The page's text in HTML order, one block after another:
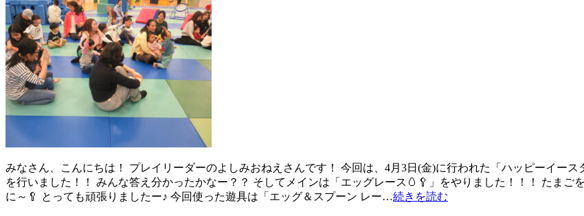
みなさん、こんにちは！ プレイリーダーのよしみおねえさんです！ 今回は、4月3日(金)に行われた「ハッピーイー
を行いました！！ みんな答え分かったかなー？？ そしてメインは「エッグレース🥚🥄」をやりました！！！ たま
に～🥄 とっても頑張りましたー♪ 今回使った遊具は「エッグ＆スプーン レー…続きを読む